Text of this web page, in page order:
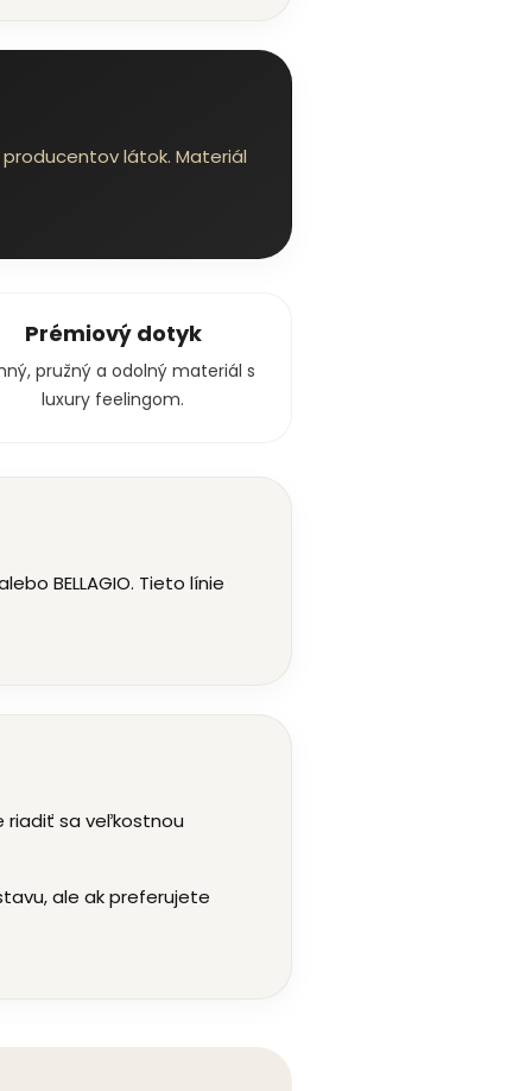
látok. Materiál
Prémiový dotyk
pružný a odolný materiál s
luxury feelingom.
BELLAGIO. Tieto línie
riadiť sa veľkostnou
ale ak preferujete